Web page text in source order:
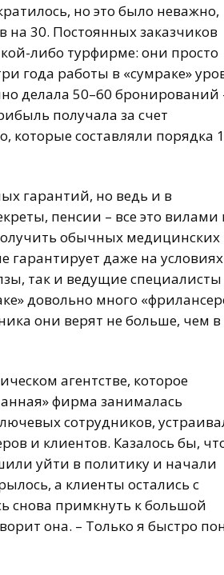
но это было неважно,
на 30. Постоянных заказчиков
либо турфирме: они просто
года работы в «сумраке»
делала 50–60 бронирований
получала за счет
которые составляли порядка
гарантий, но ведь и в
пенсии – все это вилами
обычных медицинских
гарантирует даже на условиях
так и ведущие специалисты
довольно много
они верят не больше, чем в
агентстве, которое
фирма занималась
сотрудников,
и клиентов. Казалось бы,
уйти в политику и начали
а клиенты остались с
снова примкнуть к большой
она. – Только я быстро